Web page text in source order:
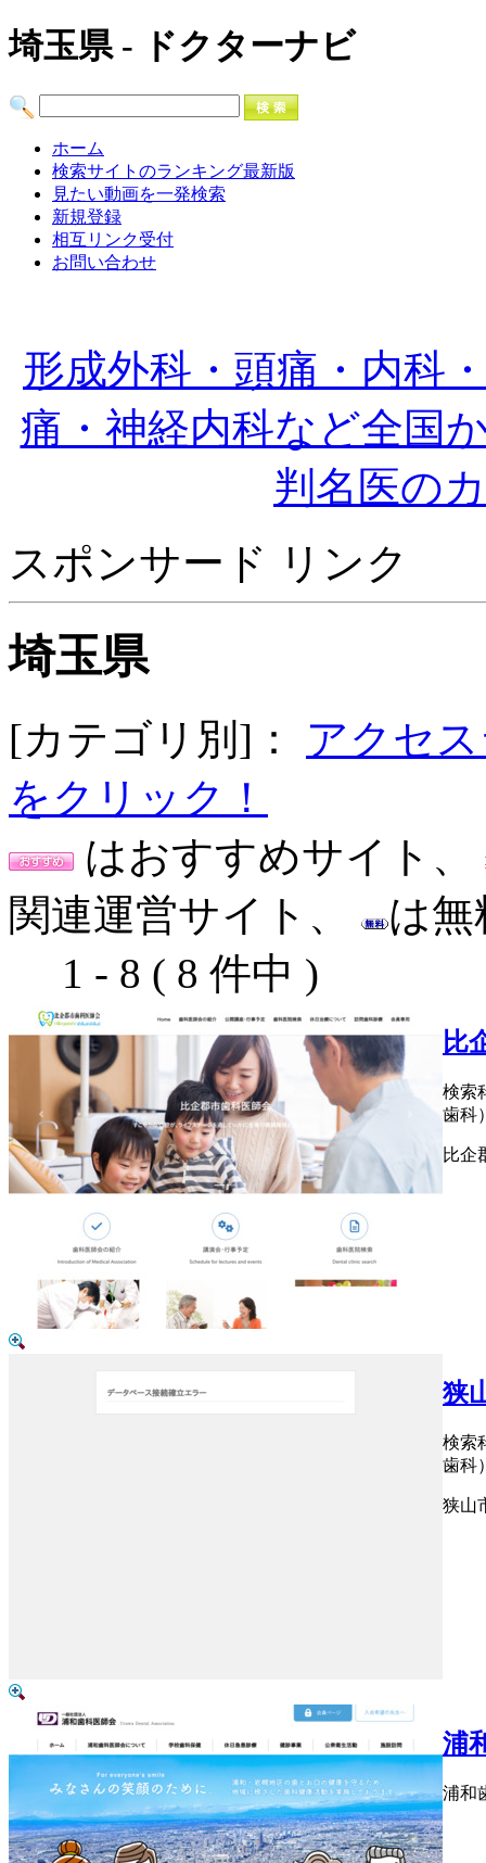
埼玉県 - ドクターナビ
ホーム
検索サイトのランキング最新版
見たい動画を一発検索
新規登録
相互リンク受付
お問い合わせ
形成外科・頭痛・内科
痛・神経内科など全国
判名医の
スポンサード リンク
埼玉県
[カテゴリ別]： アクセ
をクリック！
はおすすめサイト、
関連運営サイト、
は
1 - 8 ( 8 件中 )
比
検索
歯科
比企
狭
検索
歯科
狭山
浦
浦和